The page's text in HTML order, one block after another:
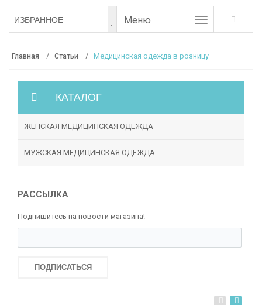
ИЗБРАННОЕ Меню
Главная Статьи Медицинская одежда в розницу
КАТАЛОГ
ЖЕНСКАЯ МЕДИЦИНСКАЯ ОДЕЖДА
МУЖСКАЯ МЕДИЦИНСКАЯ ОДЕЖДА
РАССЫЛКА
Подпишитесь на новости магазина!
ПОДПИСАТЬСЯ